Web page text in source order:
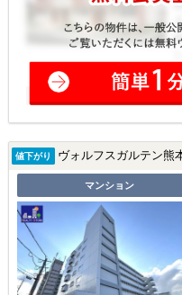
値下がり ヴォルフスガルテン熊本南
マンション